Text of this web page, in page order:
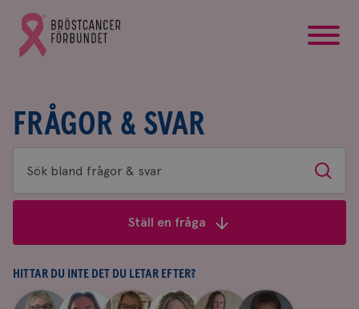
Gå
till
Bröstcancerförbundets
FRÅGOR & SVAR
Sök
bland
&
svar
Sök
Ställ en fråga
HITTAR DU INTE DET DU LETAR EFTER?
|
|
|
|